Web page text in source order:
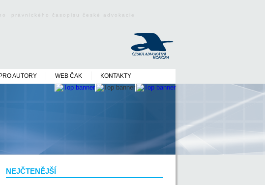
právnického časopisu české advokacie
PRO AUTORY WEB ČAK KONTAKTY
NEJČTENĚJŠÍ